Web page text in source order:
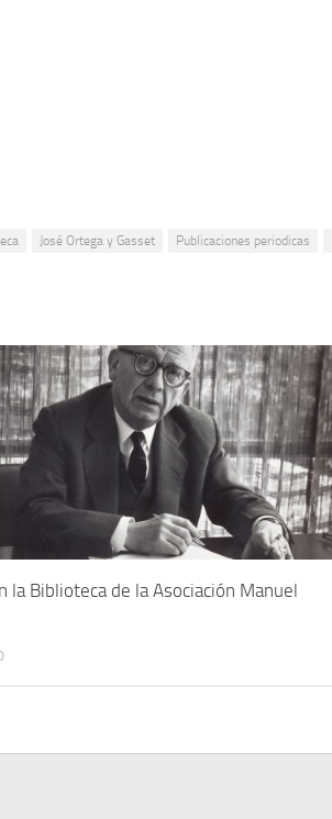
José Ortega y Gasset Publicaciones periodicas
la Biblioteca de la Asociación Manuel